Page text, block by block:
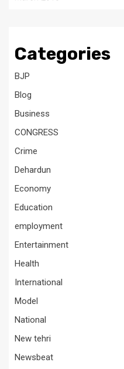
Categories
BJP
Blog
Business
CONGRESS
Crime
Dehardun
Economy
Education
employment
Entertainment
Health
International
Model
National
New tehri
Newsbeat